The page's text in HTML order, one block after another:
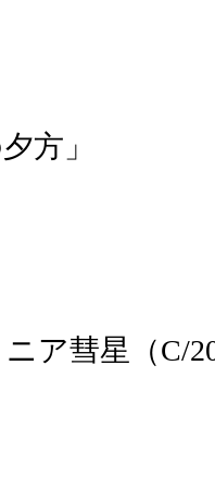
方」
ニア彗星（C/